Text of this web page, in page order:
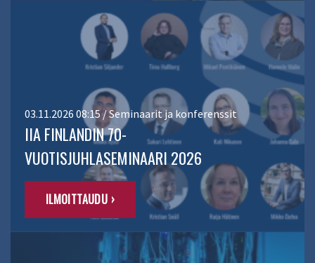
03.11.2026 08:15 / Seminaarit ja konferenssit
IIA FINLANDIN 70-
VUOTISJUHLASEMINAARI 2026
ILMOITTAUDU ›